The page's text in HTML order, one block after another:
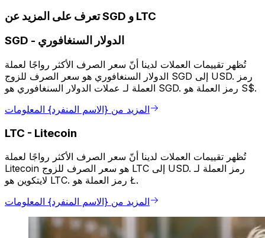
تعرف على المزيد عن SGD و LTC
SGD - الدولار السنغافوري
تُظهر تقييمات العملات لدينا أنّ سعر الصرف الأكثر رواجًا لعملة
الدولار السنغافوري هو سعر الصرف للزوج SGD إلى USD. رمز
العملة لـ عملات الدولار السنغافوري هو SGD. رمز العملة هو S$.
المزيد من {الاسم المنفرد} المعلومات
LTC - Litecoin
تُظهر تقييمات العملات لدينا أنّ سعر الصرف الأكثر رواجًا لعملة
Litecoin هو سعر الصرف للزوج LTC إلى USD. رمز العملة لـ
لايتكوين هو LTC. رمز العملة هو Ł.
المزيد من {الاسم المنفرد} المعلومات